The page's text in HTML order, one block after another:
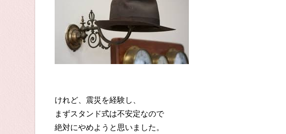
けれど、震災を経験し、
まずスタンド式は不安定なので
絶対にやめようと思いました。